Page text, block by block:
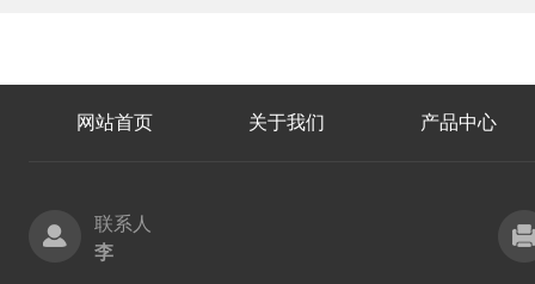
网站首页 关于我们 产品中心
联系人
李